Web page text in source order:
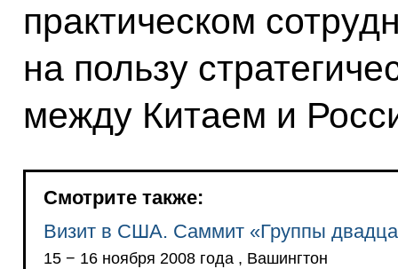
практическом
на пользу
между Китаем и
Смотрите также:
Визит в США. Саммит «Группы
15 − 16 ноября 2008 года , Вашингтон